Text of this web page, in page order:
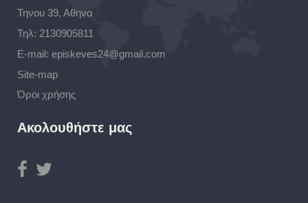
Τηνου 39, Αθηνα
Τηλ: 2130905811
E-mail: episkeves24@gmail.com
Site-map
Όροι χρήσης
Ακολουθήστε μας